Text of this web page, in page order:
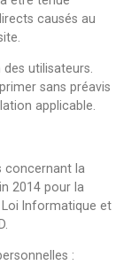
causés au
utilisateurs.
sans préavis
applicable.
concernant la
2014 pour la
Loi Informatique et
: